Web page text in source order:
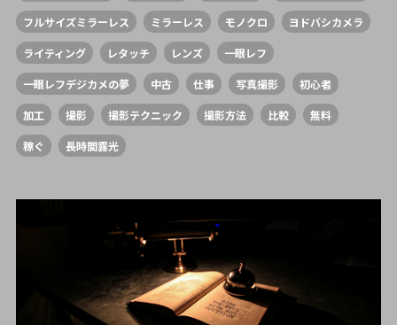
フルサイズミラーレス ミラーレス モノクロ ヨドバシカメラ
ライティング レタッチ レンズ 一眼レフ
一眼レフデジカメの夢 中古 仕事 写真撮影 初心者
加工 撮影 撮影テクニック 撮影方法 比較 無料
稼ぐ 長時間露光